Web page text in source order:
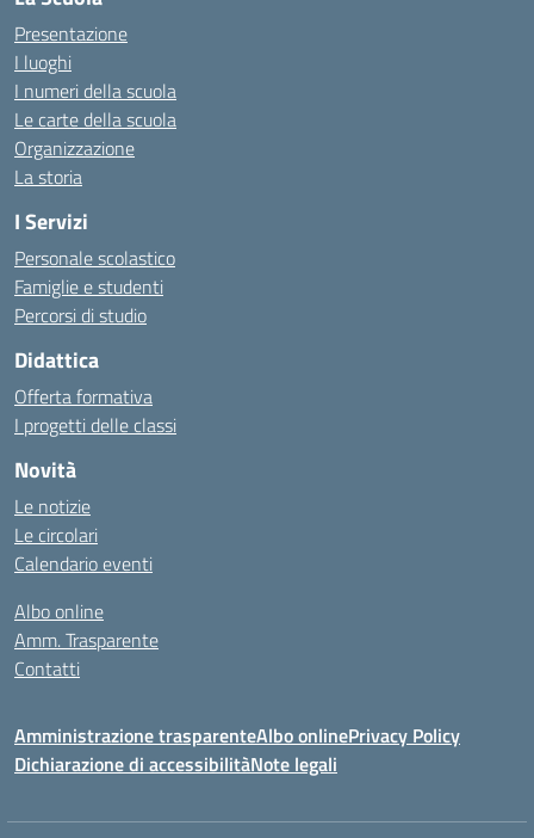
Presentazione
I luoghi
I numeri della scuola
Le carte della scuola
Organizzazione
La storia
I Servizi
Personale scolastico
Famiglie e studenti
Percorsi di studio
Didattica
Offerta formativa
I progetti delle classi
Novità
Le notizie
Le circolari
Calendario eventi
Albo online
Amm. Trasparente
Contatti
Amministrazione trasparenteAlbo onlinePrivacy Policy
Dichiarazione di accessibilitàNote legali